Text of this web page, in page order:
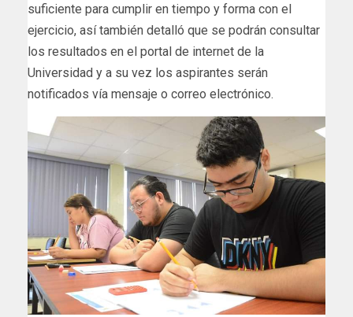
suficiente para cumplir en tiempo y forma con el
ejercicio, así también detalló que se podrán consultar
los resultados en el portal de internet de la
Universidad y a su vez los aspirantes serán
notificados vía mensaje o correo electrónico.